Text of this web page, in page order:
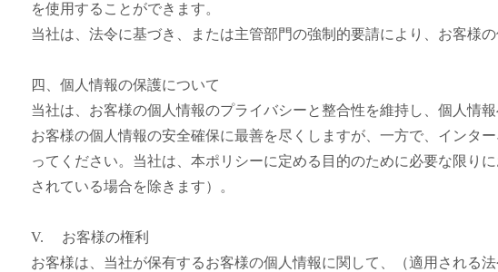
を使用することができます。
当社は、法令に基づき、または主管部門の強制的要請により、お客様の
四、個人情報の保護について
当社は、お客様の個人情報のプライバシーと整合性を維持し、個人情
お客様の個人情報の安全確保に最善を尽くしますが、一方で、インタ
ってください。当社は、本ポリシーに定める目的のために必要な限り
されている場合を除きます）。
V. お客様の権利
お客様は、当社が保有するお客様の個人情報に関して、（適用される